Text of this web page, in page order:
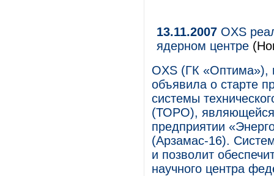
13.11.2007 OXS
ядерном центре
OXS (ГК «Оптима»),
объявила о старте
системы
(ТОРО), являющейся
предприятии
(Арзамас-16).
и позволит
научного центра